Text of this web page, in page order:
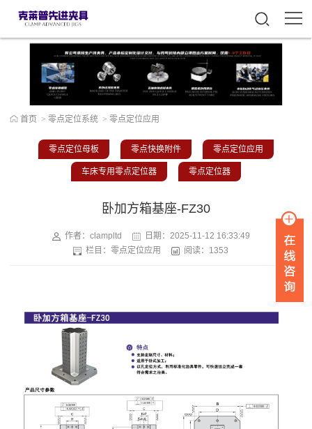
首页 > 零点定位系统 > 零点定位应用
零点定位母板 零点快换附件 零点定位应用
车床专用零点定位器 零点定位器
卧加方箱基座-FZ30
作者：clampltd 日期： 2025-11-12 16:33:49
栏目： 零点定位应用 阅读：1353